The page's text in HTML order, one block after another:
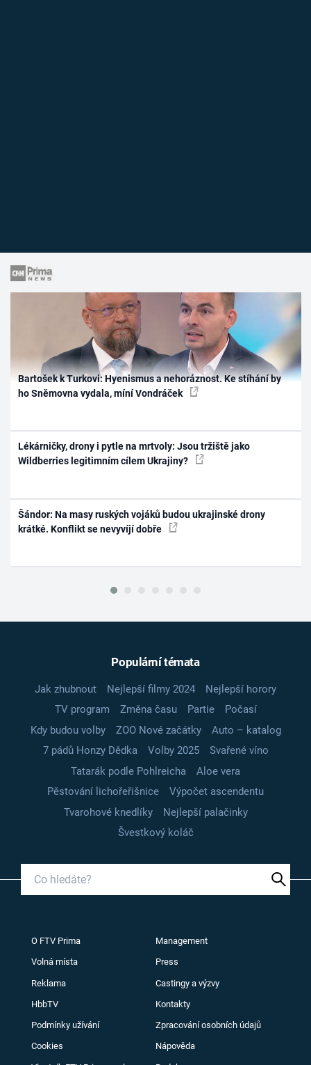
Bartošek k Turkovi: Hyenismus a nehoráznost. Ke stíhání by
ho Sněmovna vydala, míní Vondráček
Lékárničky, drony i pytle na mrtvoly: Jsou tržiště jako
Wildberries legitimním cílem Ukrajiny?
Šándor: Na masy ruských vojáků budou ukrajinské drony
krátké. Konflikt se nevyvíjí dobře
Populární témata
Jak zhubnout Nejlepší filmy 2024
Nejlepší horory
TV program
Změna času Partie
Počasí
Kdy budou volby
ZOO Nové začátky
Auto – katalog
7 pádů Honzy Dědka
Volby 2025
Svařené víno
Tatarák podle Pohlreicha
Aloe vera
Pěstování lichořeřišnice
Výpočet ascendentu
Tvarohové knedlíky
Nejlepší palačinky
Švestkový koláč
O FTV Prima Management
Volná místa Press
Reklama Castingy a výzvy
HbbTV Kontakty
Podmínky užívání Zpracování osobních údajů
Cookies Nápověda